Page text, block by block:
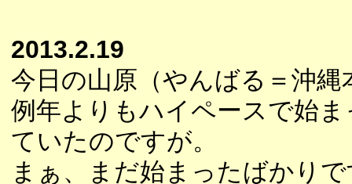
2013.2.19
今日の山原（やんばる＝沖
例年よりもハイペースで始
ていたのですが。
まぁ、まだ始まったばかり